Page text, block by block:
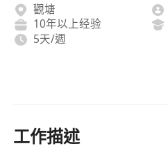
觀塘
10年以上经验
5天/週
工作描述